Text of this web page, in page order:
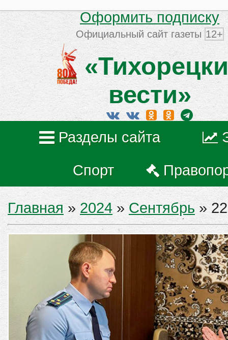
Оформить подписку
Официальный сайт газеты 12+
вести»
Разделы сайта
Спорт
Главная » 2024 » Сентябрь » 22